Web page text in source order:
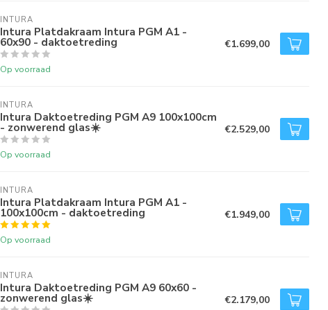
INTURA
Intura Platdakraam Intura PGM A1 -
60x90 - daktoetreding
Op voorraad
€1.699,00
INTURA
Intura Daktoetreding PGM A9 100x100cm
- zonwerend glas☀️
Op voorraad
€2.529,00
INTURA
Intura Platdakraam Intura PGM A1 -
100x100cm - daktoetreding
Op voorraad
€1.949,00
INTURA
Intura Daktoetreding PGM A9 60x60 -
zonwerend glas☀️ €2.179,00